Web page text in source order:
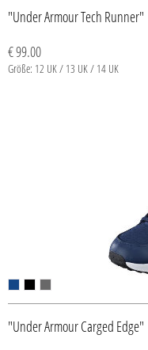
"Under Armour Tech Runner"
€ 99.00
Größe: 12 UK / 13 UK / 14 UK
"Under Armour Carged Edge"